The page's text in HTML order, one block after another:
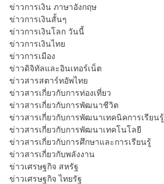
ข่าวการเงิน ภาษาอังกฤษ
ข่าวการเงินสั้นๆ
ข่าวการเงินโลก วันนี้
ข่าวการเงินไทย
ข่าวการเมือง
ข่าวดิจิทัลและอินเทอร์เน็ต
ข่าวสารสตาร์ทอัพไทย
ข่าวสารเกี่ยวกับการท่องเที่ยว
ข่าวสารเกี่ยวกับการพัฒนาชีวิต
ข่าวสารเกี่ยวกับการพัฒนาเทคนิคการเรียนรู้
ข่าวสารเกี่ยวกับการพัฒนาเทคโนโลยี
ข่าวสารเกี่ยวกับการศึกษาและการเรียนรู้
ข่าวสารเกี่ยวกับพลังงาน
ข่าวเศรษฐกิจ สหรัฐ
ข่าวเศรษฐกิจ ไทยรัฐ